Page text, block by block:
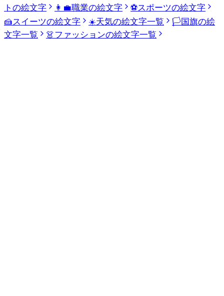
トの絵文字
👩‍💼職業の絵文字 ⚽スポーツの絵文字
🍰スイーツの絵文字 ☀️天気の絵文字一覧 🏳️国旗の絵
文字一覧
👗ファッションの絵文字一覧